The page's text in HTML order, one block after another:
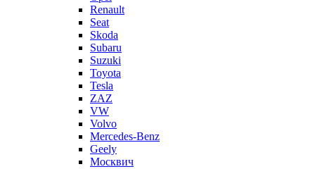
Renault
Seat
Skoda
Subaru
Suzuki
Toyota
Tesla
ZAZ
VW
Volvo
Mercedes-Benz
Geely
Москвич